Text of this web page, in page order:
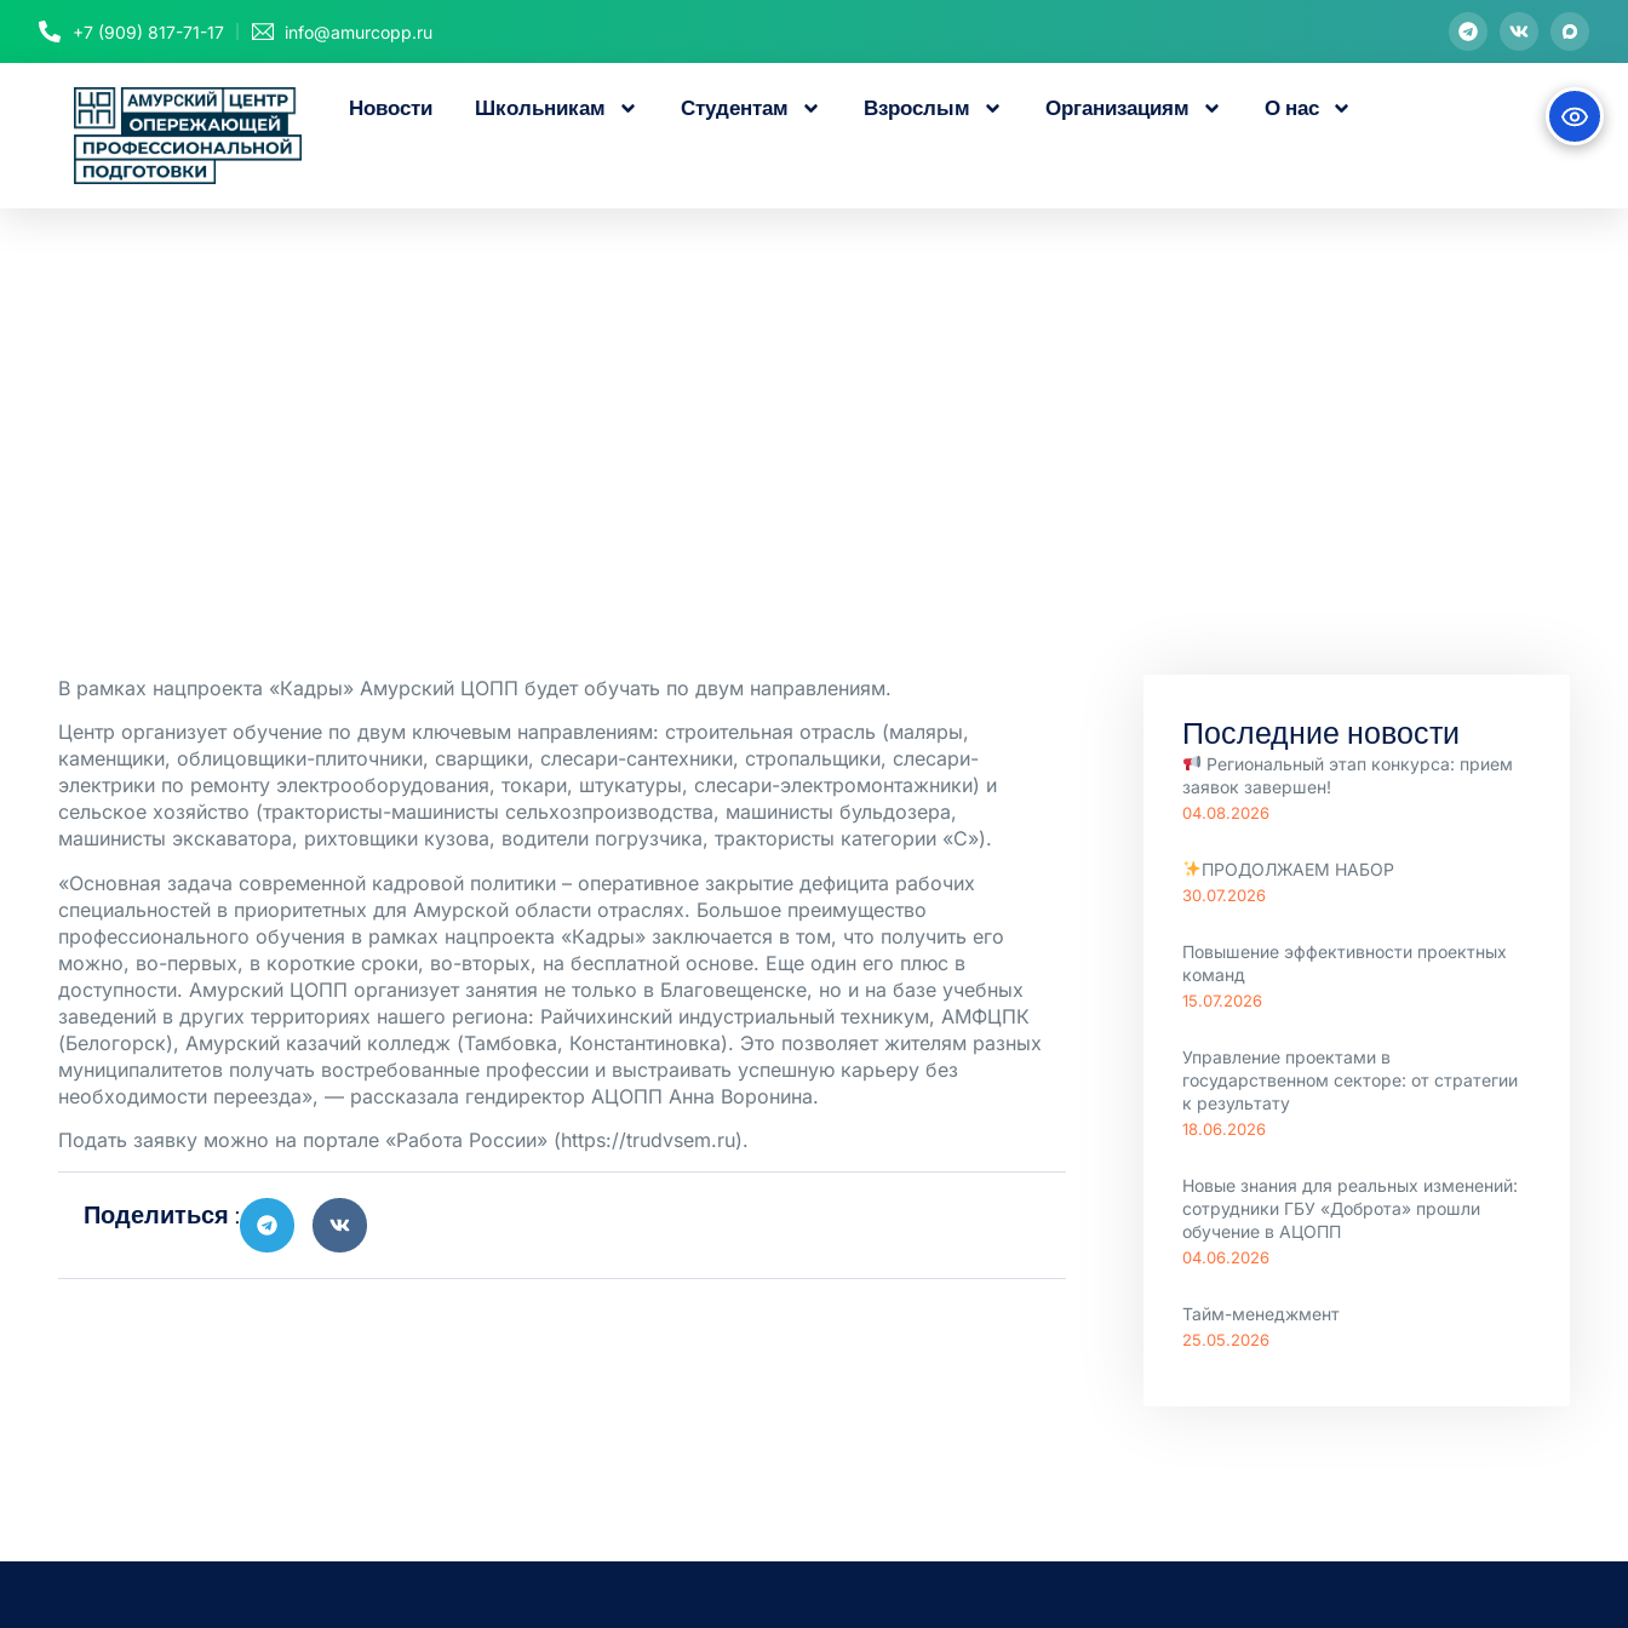
+7 (909) 817-71-17 info@amurcopp.ru
Новости Школьникам Студентам Взрослым Организациям О нас
В рамках нацпроекта «Кадры» Амурский ЦОПП будет обучать по двум направлениям.
Центр организует обучение по двум ключевым направлениям: строительная отрасль (маляры,
каменщики, облицовщики-плиточники, сварщики, слесари-сантехники, стропальщики, слесари-
электрики по ремонту электрооборудования, токари, штукатуры, слесари-электромонтажники) и
сельское хозяйство (трактористы-машинисты сельхозпроизводства, машинисты бульдозера,
машинисты экскаватора, рихтовщики кузова, водители погрузчика, трактористы категории «С»).
«Основная задача современной кадровой политики – оперативное закрытие дефицита рабочих
специальностей в приоритетных для Амурской области отраслях. Большое преимущество
профессионального обучения в рамках нацпроекта «Кадры» заключается в том, что получить его
можно, во-первых, в короткие сроки, во-вторых, на бесплатной основе. Еще один его плюс в
доступности. Амурский ЦОПП организует занятия не только в Благовещенске, но и на базе учебных
заведений в других территориях нашего региона: Райчихинский индустриальный техникум, АМФЦПК
(Белогорск), Амурский казачий колледж (Тамбовка, Константиновка). Это позволяет жителям разных
муниципалитетов получать востребованные профессии и выстраивать успешную карьеру без
необходимости переезда», — рассказала гендиректор АЦОПП Анна Воронина.
Подать заявку можно на портале «Работа России» (https://trudvsem.ru).
Поделиться :
Последние новости
Региональный этап конкурса: прием
заявок завершен!
04.08.2026
ПРОДОЛЖАЕМ НАБОР
30.07.2026
Повышение эффективности проектных
команд
15.07.2026
Управление проектами в
государственном секторе: от стратегии
к результату
18.06.2026
Новые знания для реальных изменений:
сотрудники ГБУ «Доброта» прошли
обучение в АЦОПП
04.06.2026
Тайм-менеджмент
25.05.2026